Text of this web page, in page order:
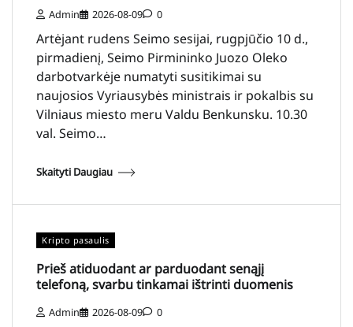
Admin 2026-08-09 0
Artėjant rudens Seimo sesijai, rugpjūčio 10 d.,
pirmadienį, Seimo Pirmininko Juozo Oleko
darbotvarkėje numatyti susitikimai su
naujosios Vyriausybės ministrais ir pokalbis su
Vilniaus miesto meru Valdu Benkunsku. 10.30
val. Seimo…
Skaityti Daugiau
Kripto pasaulis
Prieš atiduodant ar parduodant senąjį
telefoną, svarbu tinkamai ištrinti duomenis
Admin 2026-08-09 0